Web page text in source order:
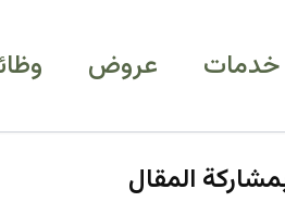
خدمات عروض
المقال